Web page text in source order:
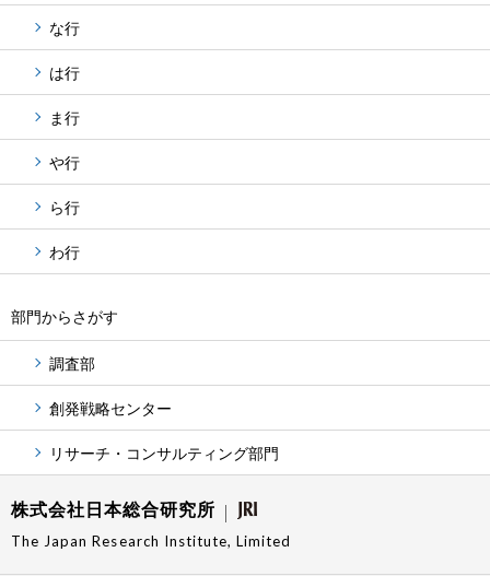
な行
は行
ま行
や行
ら行
わ行
部門からさがす
調査部
創発戦略センター
リサーチ・コンサルティング部門
株式会社日本総合研究所
The Japan Research Institute, Limited